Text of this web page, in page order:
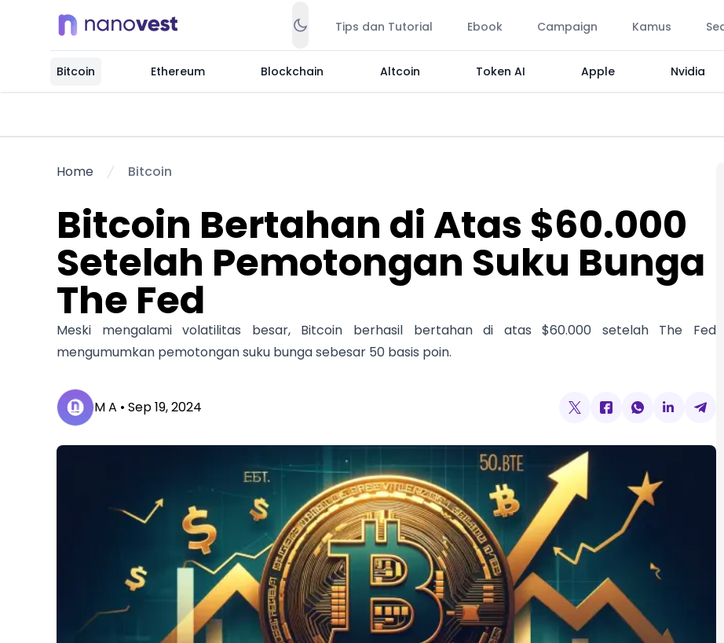
Tips dan Tutorial Ebook Campaign Kamus
Bitcoin Ethereum Blockchain Altcoin Token AI Apple Nvidia
Home Bitcoin
Bitcoin Bertahan di Atas $60.000
Setelah Pemotongan Suku Bunga
The Fed
Meski mengalami volatilitas besar, Bitcoin berhasil bertahan di atas $60.000 setelah The Fed
mengumumkan pemotongan suku bunga sebesar 50 basis poin.
M A • Sep 19, 2024